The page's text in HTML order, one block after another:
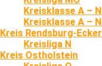
Kreisklasse A –
Kreisklasse A –
Kreis Rendsburg-
Kreisliga N
Kreis Ostholstein